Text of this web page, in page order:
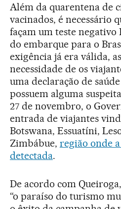
Além da quarentena de
vacinados, é necessário
façam um teste negativo
do embarque para o
exigência já era válida,
necessidade de os
uma declaração de
possuem alguma
27 de novembro, o
entrada de viajantes
Botswana, Essuatíni,
Zimbábue, região onde
detectada.
De acordo com
“o paraíso do turismo